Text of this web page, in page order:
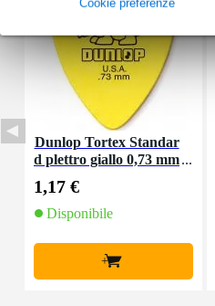
Dunlop Tortex Standar
d plettro giallo 0,73 mm
1,17 €
Disponibile
+